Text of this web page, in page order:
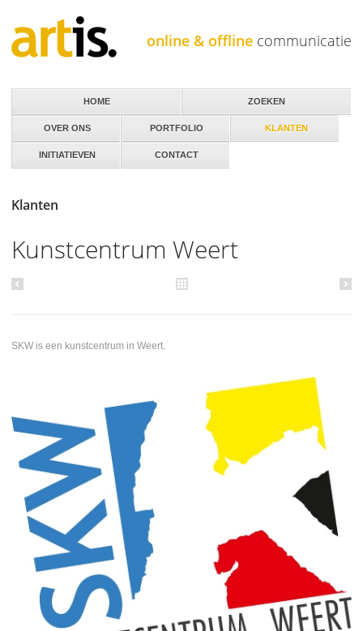
online & offline communicatie
Klanten
Kunstcentrum Weert
SKW is een kunstcentrum in Weert.
HOME
OVER ONS PORTFOLIO KLANTEN
INITIATIEVEN CONTACT
ZOEKEN